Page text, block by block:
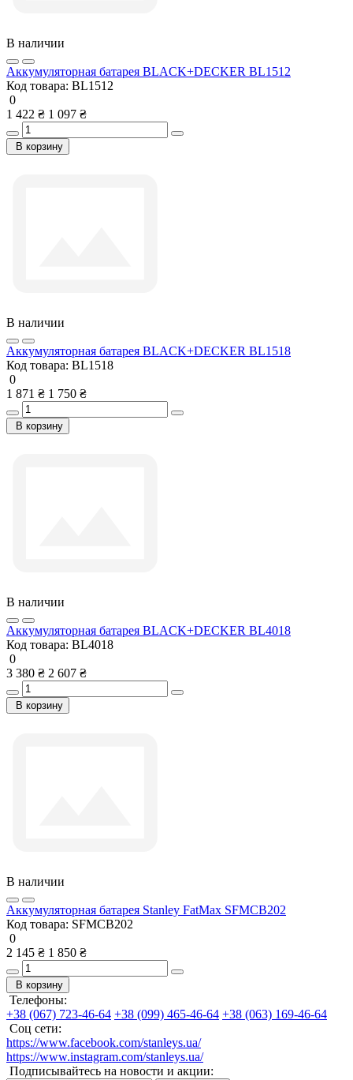
В наличии
Аккумуляторная батарея BLACK+DECKER BL1512
Код товара: BL1512
0
1 422 ₴ 1 097 ₴
В корзину
В наличии
Аккумуляторная батарея BLACK+DECKER BL1518
Код товара: BL1518
0
1 871 ₴ 1 750 ₴
В корзину
В наличии
Аккумуляторная батарея BLACK+DECKER BL4018
Код товара: BL4018
0
3 380 ₴ 2 607 ₴
В корзину
В наличии
Аккумуляторная батарея Stanley FatMax SFMCB202
Код товара: SFMCB202
0
2 145 ₴ 1 850 ₴
В корзину
Телефоны:
+38 (067) 723-46-64 +38 (099) 465-46-64 +38 (063) 169-46-64
Соц сети:
https://www.facebook.com/stanleys.ua/
https://www.instagram.com/stanleys.ua/
Подписывайтесь на новости и акции: